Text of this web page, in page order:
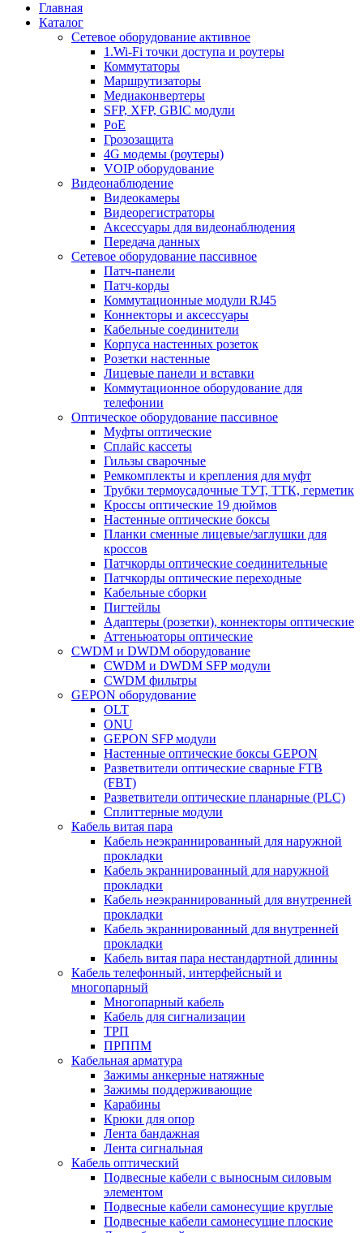
Главная
Каталог
Сетевое оборудование активное
1.Wi-Fi точки доступа и роутеры
Коммутаторы
Маршрутизаторы
Медиаконвертеры
SFP, XFP, GBIC модули
PoE
Грозозащита
4G модемы (роутеры)
VOIP оборудование
Видеонаблюдение
Видеокамеры
Видеорегистраторы
Аксессуары для видеонаблюдения
Передача данных
Сетевое оборудование пассивное
Патч-панели
Патч-корды
Коммутационные модули RJ45
Коннекторы и аксессуары
Кабельные соединители
Корпуса настенных розеток
Розетки настенные
Лицевые панели и вставки
Коммутационное оборудование для
телефонии
Оптическое оборудование пассивное
Муфты оптические
Сплайс кассеты
Гильзы сварочные
Ремкомплекты и крепления для муфт
Трубки термоусадочные ТУТ, ТТК, герметик
Кроссы оптические 19 дюймов
Настенные оптические боксы
Планки сменные лицевые/заглушки для
кроссов
Патчкорды оптические соединительные
Патчкорды оптические переходные
Кабельные сборки
Пигтейлы
Адаптеры (розетки), коннекторы оптические
Аттеньюаторы оптические
CWDM и DWDM оборудование
CWDM и DWDM SFP модули
CWDM фильтры
GEPON оборудование
OLT
ONU
GEPON SFP модули
Настенные оптические боксы GEPON
Разветвители оптические сварные FTB
(FBT)
Разветвители оптические планарные (PLC)
Сплиттерные модули
Кабель витая пара
Кабель неэкраннированный для наружной
прокладки
Кабель экраннированный для наружной
прокладки
Кабель неэкраннированный для внутренней
прокладки
Кабель экраннированный для внутренней
прокладки
Кабель витая пара нестандартной длинны
Кабель телефонный, интерфейсный и
многопарный
Многопарный кабель
Кабель для сигнализации
ТРП
ПРППМ
Кабельная арматура
Зажимы анкерные натяжные
Зажимы поддерживающие
Карабины
Крюки для опор
Лента бандажная
Лента сигнальная
Кабель оптический
Подвесные кабели с выносным силовым
элементом
Подвесные кабели самонесущие круглые
Подвесные кабели самонесущие плоские